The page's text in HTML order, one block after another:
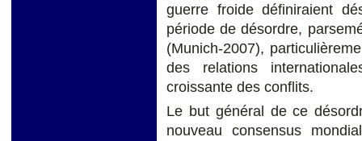
guerre froide définiraient
période de désordre,
(Munich-2007),
des relations
croissante des conflits.
Le but général de ce
nouveau consensus